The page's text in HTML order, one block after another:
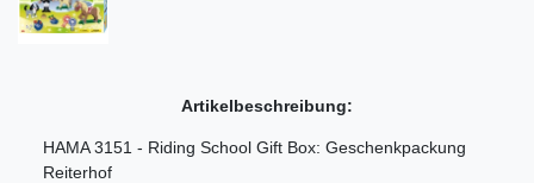
Artikelbeschreibung:
HAMA 3151 - Riding School Gift Box: Geschenkpackung
Reiterhof